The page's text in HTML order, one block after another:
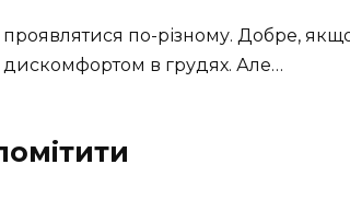
по-різному. Добре,
в грудях. Але…